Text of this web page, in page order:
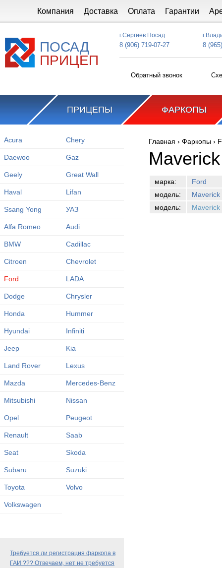
Компания Доставка Оплата Гарантии
ПОСАД
ПРИЦЕП
г.Сергиев Посад
8 (906) 719-07-27 8
Обратный звонок
ПРИЦЕПЫ ФАРКОПЫ
Acura Chery
Daewoo Gaz
Geely Great Wall
Haval Lifan
Ssang Yong УАЗ
Alfa Romeo Audi
BMW Cadillac
Citroen Chevrolet
Ford LADA
Dodge Chrysler
Honda Hummer
Hyundai Infiniti
Jeep Kia
Land Rover Lexus
Mazda Mercedes-Benz
Mitsubishi Nissan
Opel Peugeot
Renault Saab
Seat Skoda
Subaru Suzuki
Toyota Volvo
Volkswagen
Требуется ли регистрация фаркопа в
ГАИ ??? Отвечаем, нет не требуется
Вы здесь
Главная › Фаркопы ›
марка:
Ford
модель:
Maverick
модель: